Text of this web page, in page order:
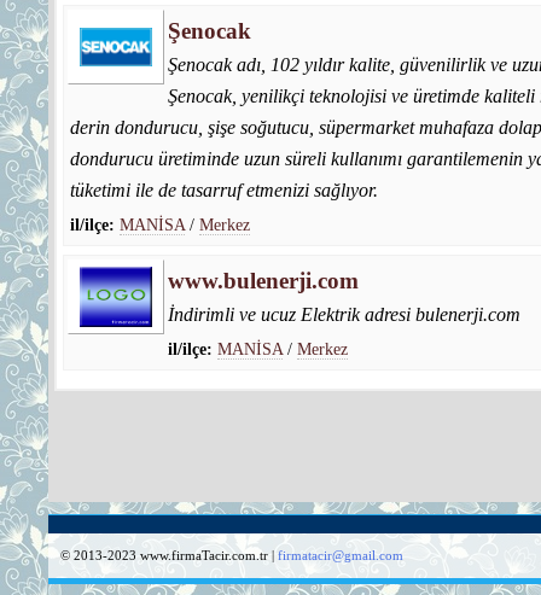
Şenocak
Şenocak adı, 102 yıldır kalite, güvenilirlik ve
Şenocak, yenilikçi teknolojisi ve üretimde
derin dondurucu, şişe soğutucu, süpermarket muhafaza
dondurucu üretiminde uzun süreli kullanımı garantilemenin
tüketimi ile de tasarruf etmenizi sağlıyor.
il/ilçe: MANİSA / Merkez
www.bulenerji.com
İndirimli ve ucuz Elektrik adresi bulenerji.com
il/ilçe: MANİSA / Merkez
© 2013-2023 www.firmaTacir.com.tr | firmatacir@gmail.com